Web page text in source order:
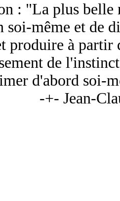
: "La plus belle
soi-même et de
produire à
de
d'abord soi-
-+- Jean-